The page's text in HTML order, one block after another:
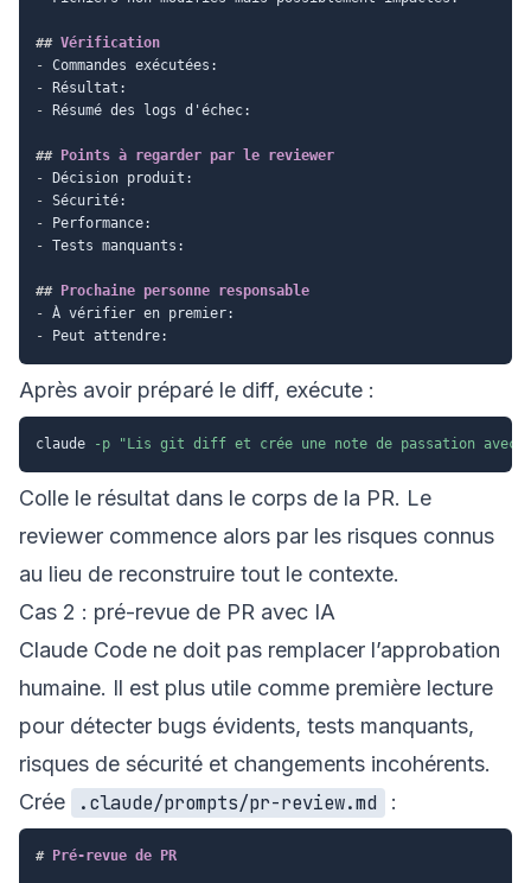
## Vérification
-
-
- Résumé des logs d'échec:
## Points à regarder par le reviewer
-
-
-
- Tests manquants:
## Prochaine personne responsable
-
-
Après avoir préparé le diff, exécute :
claude -p "Lis git diff et crée une note de passation avec
Colle le résultat dans le corps de la PR. Le
reviewer commence alors par les risques connus
au lieu de reconstruire tout le contexte.
Cas 2 : pré-revue de PR avec IA
Claude Code ne doit pas remplacer l’approbation
humaine. Il est plus utile comme première lecture
pour détecter bugs évidents, tests manquants,
risques de sécurité et changements incohérents.
Crée
.claude/prompts/pr-review.md :
# Pré-revue de PR